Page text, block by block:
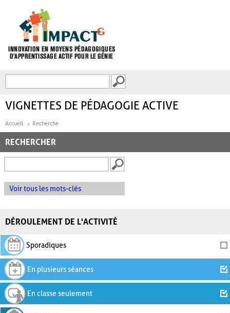
FORMULAIRE DE
VIGNETTES DE PÉDAGOGIE ACTIVE
Accueil Recherche
RECHERCHER
Voir tous les mots-clés
DÉROULEMENT DE L'ACTIVITÉ
Sporadiques
En plusieurs séances
En classe seulement